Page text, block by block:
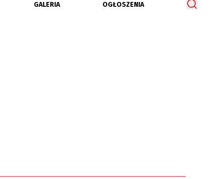
GALERIA OGŁOSZENIA